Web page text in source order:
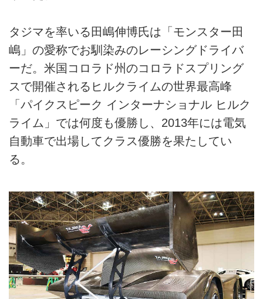
タジマを率いる田嶋伸博氏は「モンスター田
嶋」の愛称でお馴染みのレーシングドライバ
ーだ。米国コロラド州のコロラドスプリング
スで開催されるヒルクライムの世界最高峰
「パイクスピーク インターナショナル ヒルク
ライム」では何度も優勝し、2013年には電気
自動車で出場してクラス優勝を果たしてい
る。